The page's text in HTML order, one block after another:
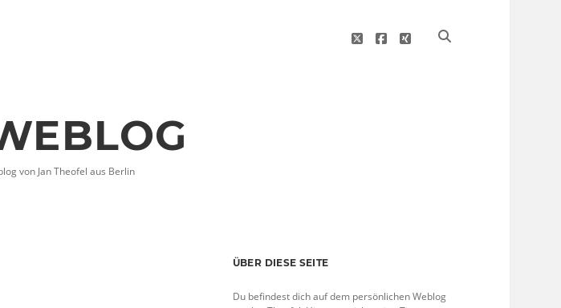
twitterfacebook
xing
von Jan Theofel aus Berlin
Sidebar
ÜBER DIESE SEITE
Du befindest dich auf dem persönlichen Weblog